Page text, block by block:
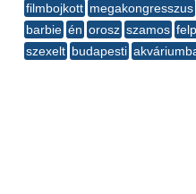
filmbojkott megakongresszus
barbie én orosz szamos
szexelt budapesti